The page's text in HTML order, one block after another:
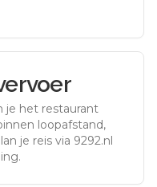
je het restaurant
loopafstand,
je reis via 9292.nl